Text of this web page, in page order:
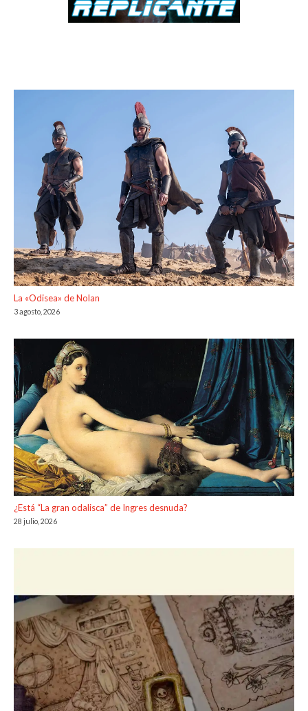
La «Odisea» de Nolan
3 agosto, 2026
¿Está “La gran odalisca” de Ingres desnuda?
28 julio, 2026